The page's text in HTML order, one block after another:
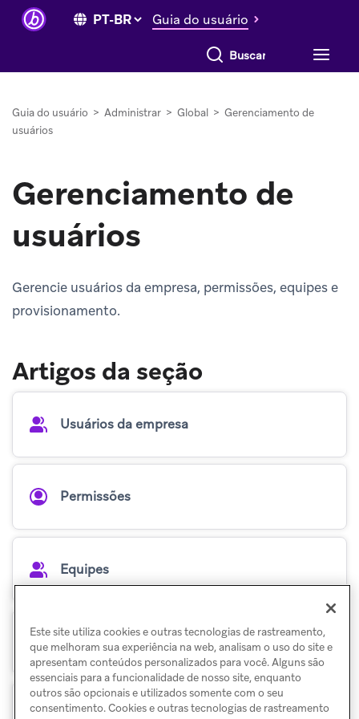
Guia do usuário
Buscar tudo
Guia do usuário > Administrar > Global > Gerenciamento de
usuários
Gerenciamento de
usuários
Gerencie usuários da empresa, permissões, equipes e
provisionamento.
Artigos da seção
Usuários da empresa
Permissões
Equipes
Provisionamento automatizado de usuários
Grupos internos
Este site utiliza cookies e outras tecnologias de rastreamento,
que melhoram sua experiência na web, analisam o uso do site e
apresentam conteúdos personalizados para você. Alguns são
essenciais para a funcionalidade de nosso site, enquanto
outros são opcionais e utilizados somente com o seu
consentimento. Cookies e outras tecnologias de rastreamento